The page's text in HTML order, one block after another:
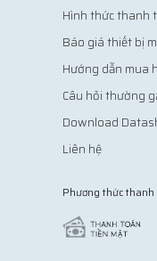
Hình thức thanh
Báo giá thiết bị
Hướng dẫn mua
Câu hỏi thường
Download
Liên hệ
Phương thức